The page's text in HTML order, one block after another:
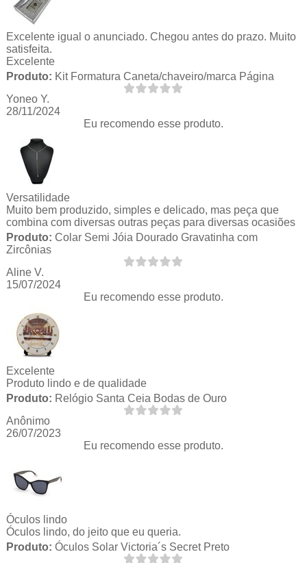
Excelente igual o anunciado. Chegou antes do prazo. Muito
satisfeita.
Excelente
Produto: Kit Formatura Caneta/chaveiro/marca Página
Yoneo Y.
28/11/2024
Eu recomendo esse produto.
Versatilidade
Muito bem produzido, simples e delicado, mas peça que
combina com diversas outras peças para diversas ocasiões
Produto: Colar Semi Jóia Dourado Gravatinha com
Zircônias
Aline V.
15/07/2024
Eu recomendo esse produto.
Excelente
Produto lindo e de qualidade
Produto: Relógio Santa Ceia Bodas de Ouro
Anônimo
26/07/2023
Eu recomendo esse produto.
Óculos lindo
Óculos lindo, do jeito que eu queria.
Produto: Óculos Solar Victoria´s Secret Preto